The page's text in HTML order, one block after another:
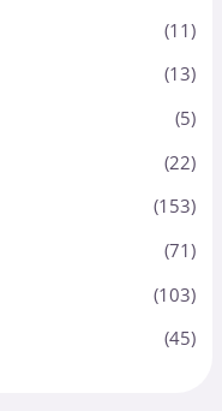
(11)
(13)
(5)
(22)
(153)
(71)
(103)
(45)